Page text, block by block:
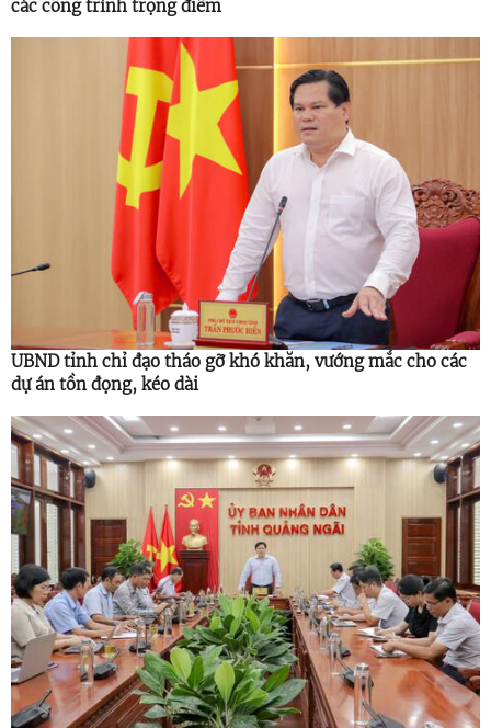
các công trình trọng điểm
UBND tỉnh chỉ đạo tháo gỡ khó khăn, vướng mắc cho các
dự án tồn đọng, kéo dài